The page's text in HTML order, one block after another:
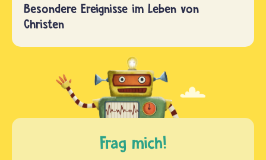
Besondere Ereignisse im Leben von
Christen
Frag mich!